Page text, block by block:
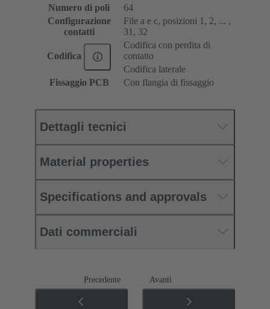
Numero di poli
64
Configurazione
contatti
File a e c, posizioni 1, 2, ... ,
31, 32
Codifica
Codifica con perdita di
contatto
Codifica laterale
Fissaggio PCB
Con flangia di fissaggio
Dettagli tecnici
Material properties
Specifications and approvals
Dati commerciali
Precedente Avanti